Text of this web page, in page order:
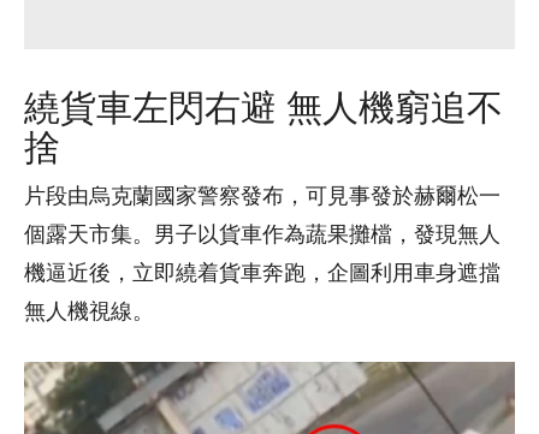
繞貨車左閃右避 無人機窮追不
捨
片段由烏克蘭國家警察發布，可見事發於赫爾松一
個露天市集。男子以貨車作為蔬果攤檔，發現無人
機逼近後，立即繞着貨車奔跑，企圖利用車身遮擋
無人機視線。